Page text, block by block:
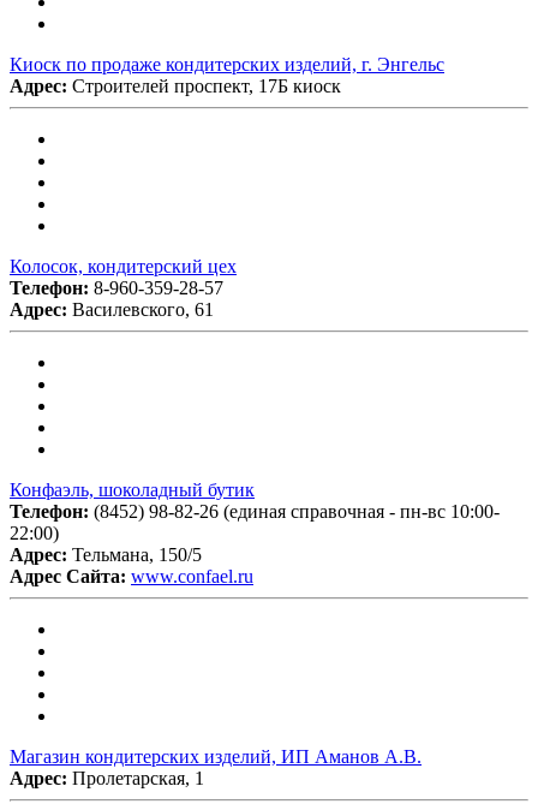
Киоск по продаже кондитерских изделий, г. Энгельс
Адрес: Строителей проспект, 17Б киоск
Колосок, кондитерский цех
Телефон: 8-960-359-28-57
Адрес: Василевского, 61
Конфаэль, шоколадный бутик
Телефон: (8452) 98-82-26 (единая справочная - пн-вс 10:00-
22:00)
Адрес: Тельмана, 150/5
Адрес Сайта: www.confael.ru
Магазин кондитерских изделий, ИП Аманов А.В.
Адрес: Пролетарская, 1